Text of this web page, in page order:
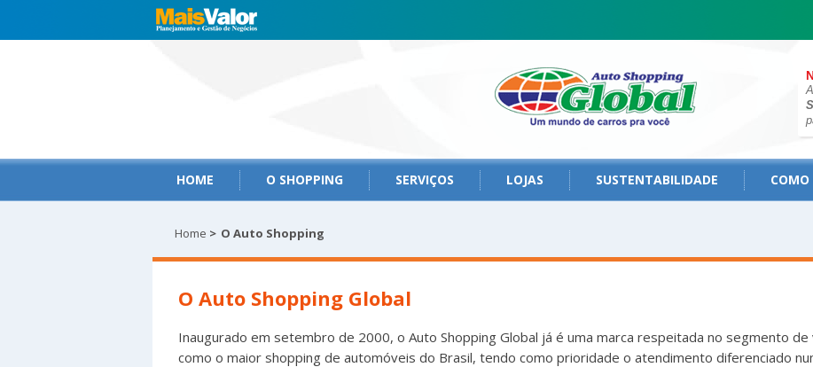
HOME O SHOPPING SERVIÇOS LOJAS SUSTENTABILIDADE COMO
Home > O Auto Shopping
O Auto Shopping Global
Inaugurado em setembro de 2000, o Auto Shopping Global já é uma marca respeitada no segmento
como o maior shopping de automóveis do Brasil, tendo como prioridade o atendimento diferenciado